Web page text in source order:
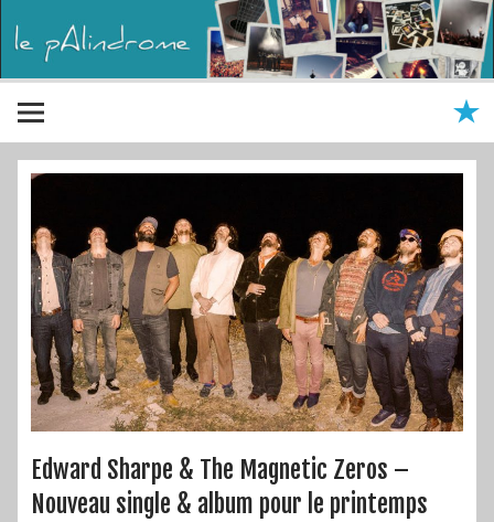
Edward Sharpe & The Magnetic Zeros –
Nouveau single & album pour le printemps